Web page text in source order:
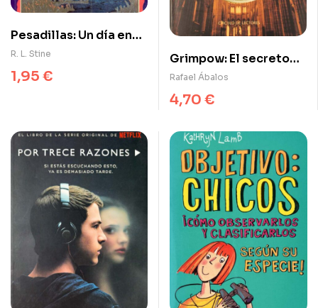
Pesadillas: Un día en
Horrorlandia
R. L. Stine
1,95 €
Grimpow: El secreto
de los sabios
Rafael Ábalos
4,70 €